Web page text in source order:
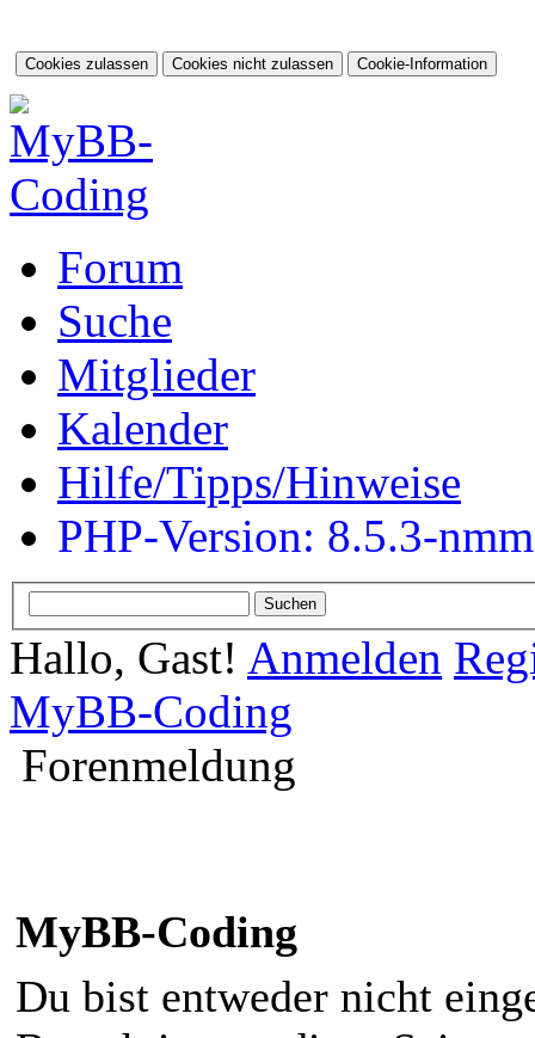
Forum
Suche
Mitglieder
Kalender
Hilfe/Tipps/Hinweise
PHP-Version: 8.5.3-
Hallo, Gast! Anmelden
MyBB-Coding
Forenmeldung
MyBB-Coding
Du bist entweder nicht